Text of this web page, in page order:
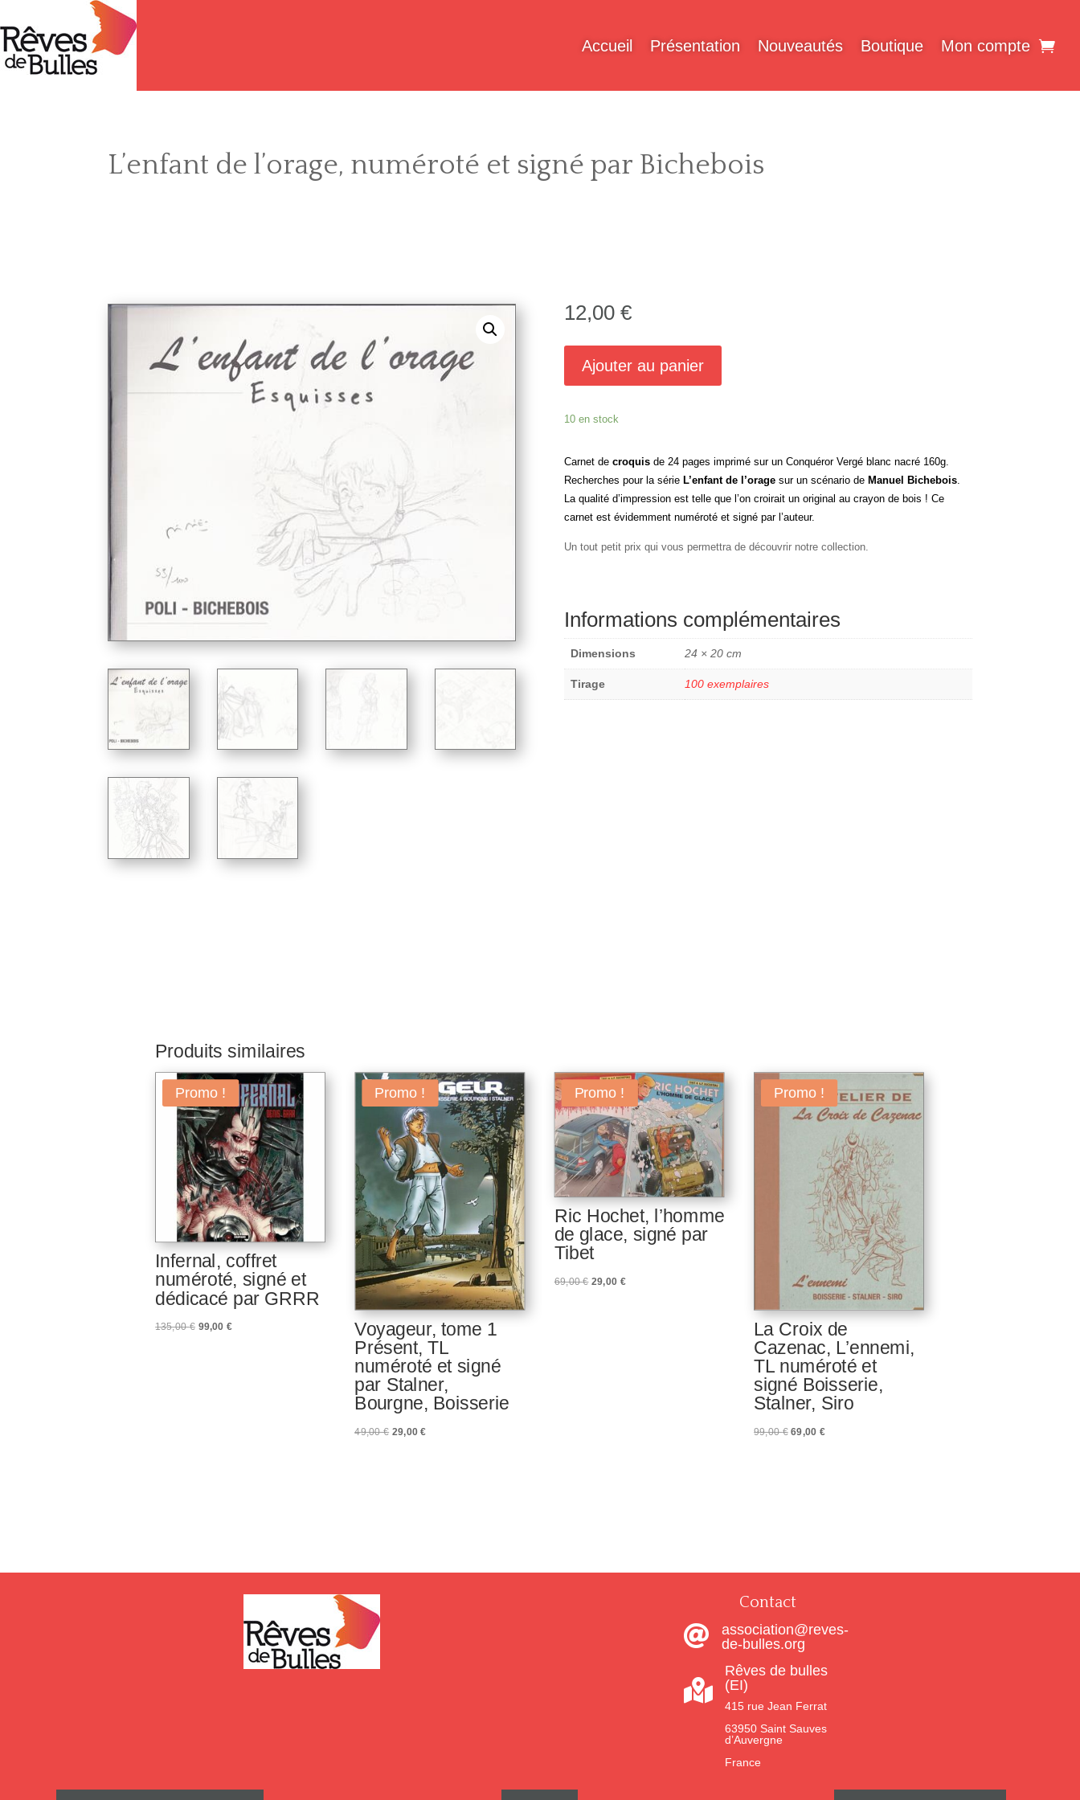
Accueil Présentation Nouveautés Boutique Mon compte
L’enfant de l’orage, numéroté et signé par Bichebois
12,00 €
Ajouter au panier
10 en stock
Carnet de croquisde 24 pages imprimé sur un Conquéror Vergé blanc nacré 160g.
Recherches pour la série L’enfant de l’oragesur un scénario de Manuel Bichebois.
La qualité d’impression est telle que l’on croirait un original au crayon de bois ! Ce
carnet est évidemment numéroté et signé par l’auteur.
Un tout petit prix qui vous permettra de découvrir notre collection.
Informations complémentaires
Dimensions 24 × 20 cm
Tirage 100 exemplaires
Produits similaires
Promo !
Infernal, coffret
numéroté, signé et
dédicacé par GRRR
135,00€ Le
99,00€Le
Promo !
Voyageur, tome 1
Présent, TL
numéroté et signé
par Stalner,
Bourgne, Boisserie
49,00€ Le
29,00€Le
Promo !
Ric Hochet, l’homme
de glace, signé par
Tibet
69,00€ Le
29,00€Le
Promo !
La Croix de
Cazenac, L’ennemi,
TL numéroté et
signé Boisserie,
Stalner, Siro
99,00€ Le
69,00€Le
Contact

association@reves-
de-bulles.org

Rêves de bulles
(EI)
415 rue Jean Ferrat
63950 Saint Sauves
d’Auvergne
France